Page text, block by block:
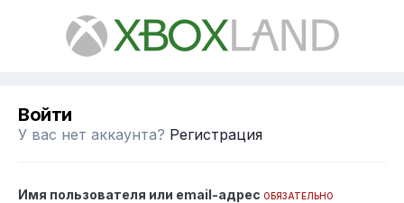
Войти
У вас нет аккаунта? Регистрация
Имя пользователя или email-адрес ОБЯЗАТЕЛЬНО